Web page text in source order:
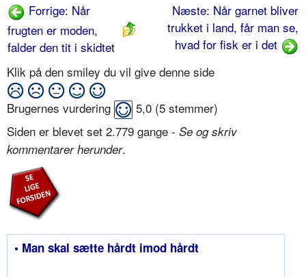
Forrige: Når
frugten er moden,
falder den tit i skidtet
Næste: Når garnet bliver
trukket i land, får man se,
hvad for fisk er i det
Klik på den smiley du vil give denne side
Brugernes vurdering 5,0 (5 stemmer)
Siden er blevet set 2.779 gange - Se og skriv
kommentarer herunder.
• Man skal sætte hårdt imod hårdt